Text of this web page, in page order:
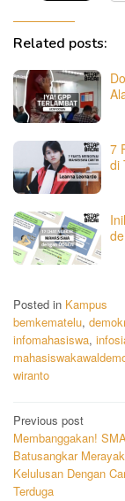
Related posts:
7
di
Posted in Kampus
bemkematelu,
infomahasiswa,
wiranto
Post
navigation
Previous post
Membanggakan!
Batusangkar
Kelulusan Dengan
Terduga